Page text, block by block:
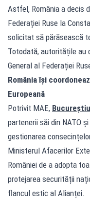
Astfel, România a decis
Federației Ruse la
solicitat să părăsească
Totodată, autoritățile au
General al Federației
România își
Europeană
Potrivit MAE,
partenerii săi din NATO
gestionarea
Ministerul Afacerilor
României de a adopta
protejarea securității
flancul estic al Alianței.